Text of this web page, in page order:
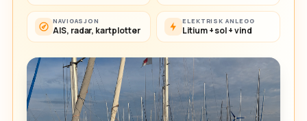
NAVIGASJON
AIS, radar, kartplotter
ELEKTRISK ANLEGG
Litium + sol + vind